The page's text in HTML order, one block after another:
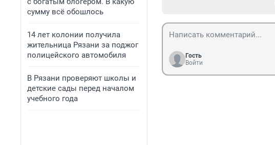
сумму всё обошлось
14 лет колонии получила
жительница Рязани за поджог
полицейского автомобиля
В Рязани проверяют школы и
детские сады перед началом
учебного года
Гость
Войти